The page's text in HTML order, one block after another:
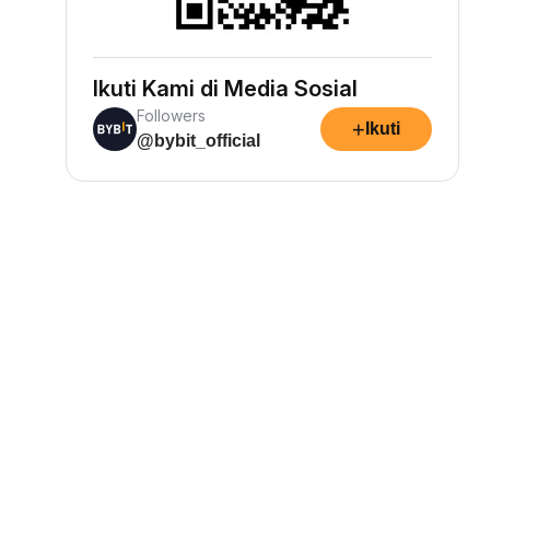
Ikuti Kami di Media Sosial
Followers
@bybit_official
+ Ikuti